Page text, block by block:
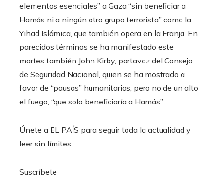
elementos esenciales” a Gaza “sin beneficiar a
Hamás ni a ningún otro grupo terrorista” como la
Yihad Islámica, que también opera en la Franja. En
parecidos términos se ha manifestado este
martes también John Kirby, portavoz del Consejo
de Seguridad Nacional, quien se ha mostrado a
favor de “pausas” humanitarias, pero no de un alto
el fuego, “que solo beneficiaría a Hamás”.
Únete a EL PAÍS para seguir toda la actualidad y
leer sin límites.
Suscríbete